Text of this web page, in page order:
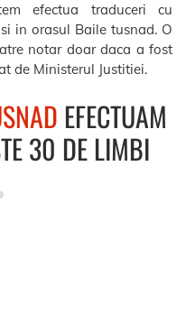
efectua traduceri cu
in orasul Baile tusnad. O
notar doar daca a fost
de Ministerul Justitiei.
EFECTUAM
30 DE LIMBI